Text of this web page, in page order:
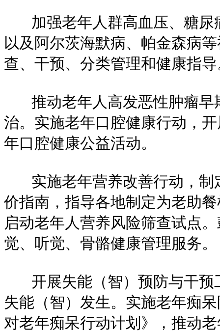
加强老年人群高血压、糖尿
以及阿尔茨海默病、帕金森病
查、干预、分类管理和健康指
推动老年人高发恶性肿瘤早
治。实施老年口腔健康行动，
年口腔健康公益活动。
实施老年营养改善行动，制
价指南，指导各地制定为老助
启动老年人营养风险筛查试点
觉、听觉、骨骼健康管理服务。
开展失能（智）预防与干预
失能（智）发生。实施老年痴
对老年痴呆行动计划》，推动